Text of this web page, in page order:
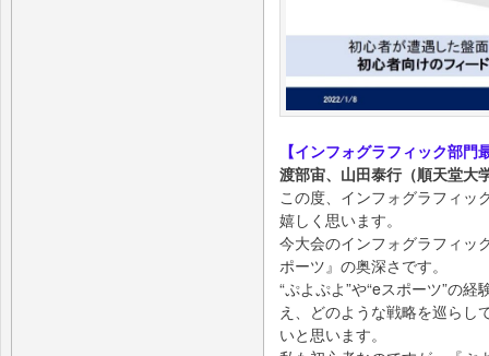
【インフォグラフィック部
渡部宙、山田泰行（順天堂大
この度、インフォグラフィッ
嬉しく思います。
今大会のインフォグラフィッ
ポーツ』の奥深さです。
“ぷよぷよ”や“eスポーツ”の
え、どのような戦略を巡らし
いと思います。